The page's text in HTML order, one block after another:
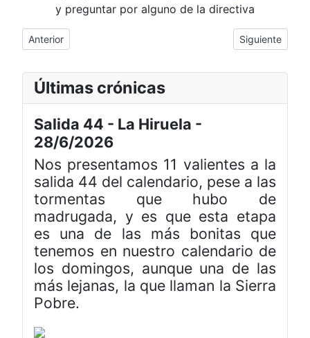
y preguntar por alguno de la directiva
Artículo anterior: Enlaces web
Anterior Artículo
Siguiente
Últimas crónicas
Salida 44 - La Hiruela -
28/6/2026
Nos presentamos 11 valientes a la
salida 44 del calendario, pese a las
tormentas que hubo de
madrugada, y es que esta etapa
es una de las más bonitas que
tenemos en nuestro calendario de
los domingos, aunque una de las
más lejanas, la que llaman la Sierra
Pobre.